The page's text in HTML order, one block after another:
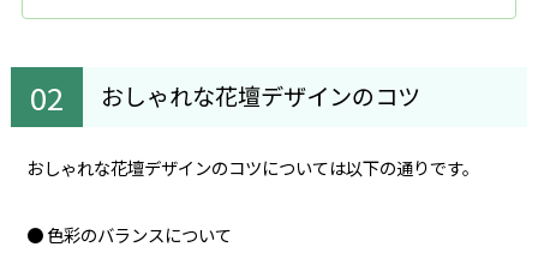
おしゃれな花壇デザインのコツ
おしゃれな花壇デザインのコツについては以下の通りです。
● 色彩のバランスについて